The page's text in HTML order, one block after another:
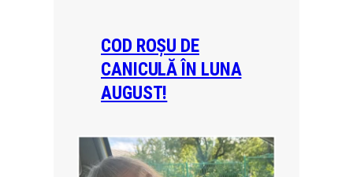
COD ROȘU DE
CANICULĂ ÎN LUNA
AUGUST!